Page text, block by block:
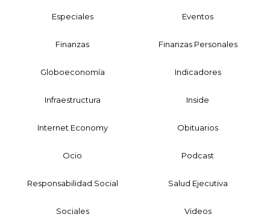
Especiales Eventos
Finanzas Finanzas Personales
Globoeconomía Indicadores
Infraestructura Inside
Internet Economy Obituarios
Ocio Podcast
Responsabilidad Social Salud Ejecutiva
Sociales Videos